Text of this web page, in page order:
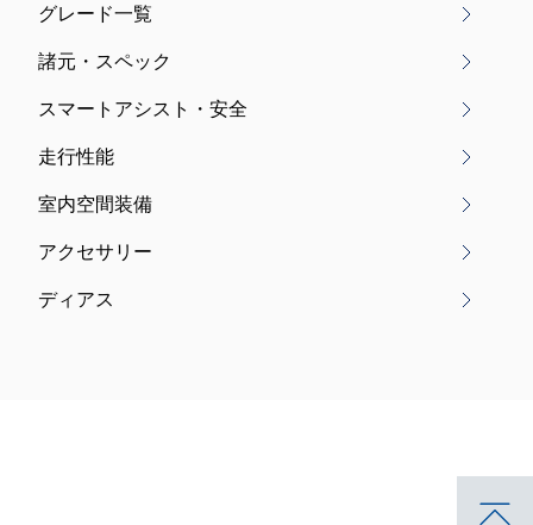
グレード一覧
諸元・スペック
スマートアシスト・安全
走行性能
室内空間装備
アクセサリー
ディアス